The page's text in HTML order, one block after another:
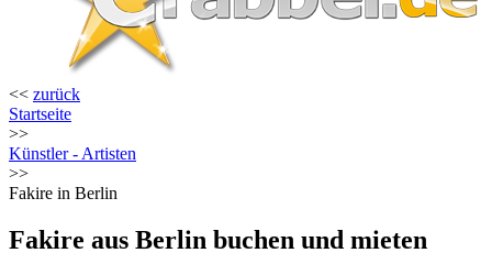
<< zurück
Startseite
>>
Künstler - Artisten
>>
Fakire in Berlin
Fakire aus Berlin buchen und mieten